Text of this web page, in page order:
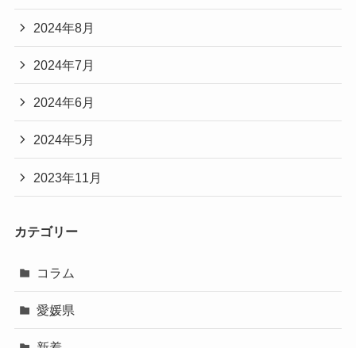
2024年8月
2024年7月
2024年6月
2024年5月
2023年11月
カテゴリー
コラム
愛媛県